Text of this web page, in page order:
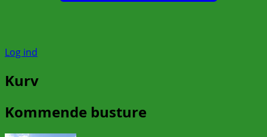
Log ind
Kurv
Kommende busture